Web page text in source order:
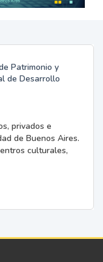
Patrimonio y
de Desarrollo
privados e
de Buenos Aires.
culturales,